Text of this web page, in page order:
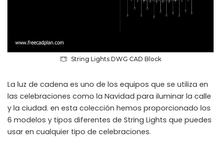
String Lights DWG CAD Block
La luz de cadena es uno de los equipos que se utiliza en
las celebraciones como la Navidad para iluminar la calle
y la ciudad. en esta colección hemos proporcionado los
6 modelos y tipos diferentes de String Lights que puedes
usar en cualquier tipo de celebraciones.